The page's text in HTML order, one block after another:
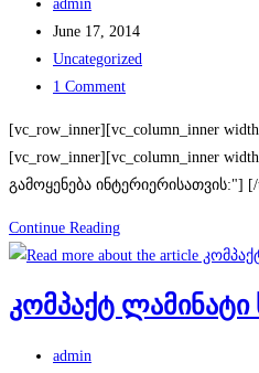
author:
admin
Post
published:
June 17, 2014
Post
category:
Uncategorized
Post
1 Comment
[vc_row_inner][vc_column_inner
[vc_row_inner][vc_column_inner
გამოყენება ინტერიერისათვის:"] [/
Continue Readingკომპაქტ
ლამინატით
HPL
კომპაქტ
Post
admin